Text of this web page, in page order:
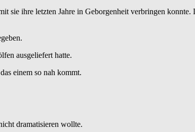
sie ihre letzten Jahre in Geborgenheit verbringen
ausgeliefert hatte.
einem so nah kommt.
dramatisieren wollte.